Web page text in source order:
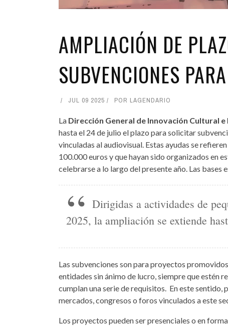
AMPLIACIÓN DE
SUBVENCIONES
JUL 09 2025 POR LAGENDARIO
La Dirección General de Innovación Cultural
hasta el 24 de julio el plazo para solicitar
vinculadas al audiovisual. Estas ayudas se
100.000 euros y que hayan sido organizados en
celebrarse a lo largo del presente año. Las bases
Dirigidas a actividades de
2025, la ampliación se extiende
Las subvenciones son para proyectos
entidades sin ánimo de lucro, siempre que estén
cumplan una serie de requisitos. En este
mercados, congresos o foros vinculados a este
Los proyectos pueden ser presenciales o en